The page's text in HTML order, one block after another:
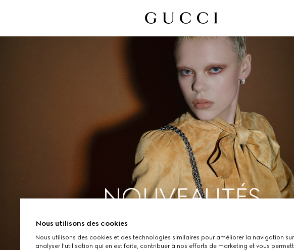
NOUVEAUTÉS
Nous utilisons des cookies
Nous utilisons des cookies et des technologies similaires pour améliorer la navigation
analyser l'utilisation qui en est faite, contribuer à nos efforts de marketing et vous